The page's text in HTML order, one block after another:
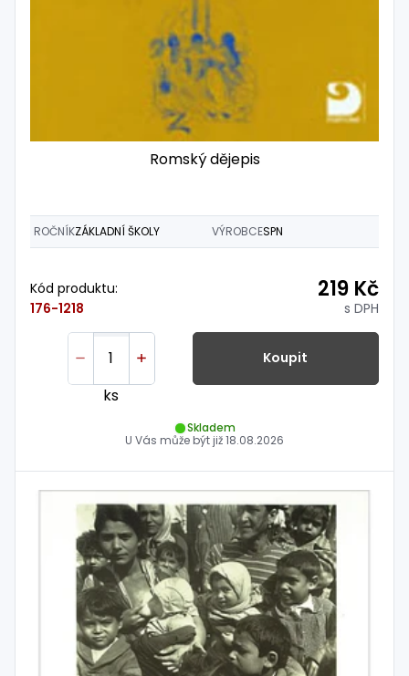
Romský dějepis
ROČNÍKZÁKLADNÍ ŠKOLY VÝROBCESPN
Kód produktu:
176-1218
219 Kč
s DPH
ks
Koupit
Skladem
U Vás může být již18.08.2026